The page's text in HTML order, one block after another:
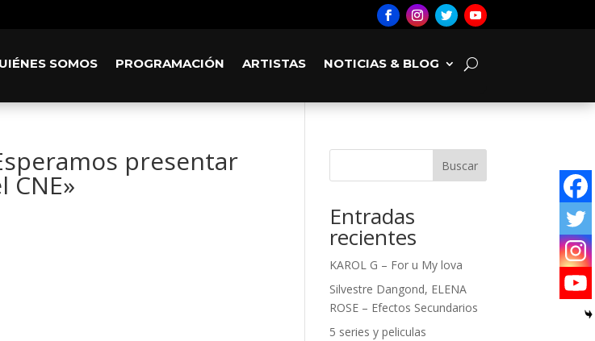
SOMOS PROGRAMACIÓN ARTISTAS NOTICIAS & BLOG
presentar Buscar
Entradas
recientes
KAROL G – For u My lova
Silvestre Dangond, ELENA
ROSE – Efectos Secundarios
5 series y peliculas